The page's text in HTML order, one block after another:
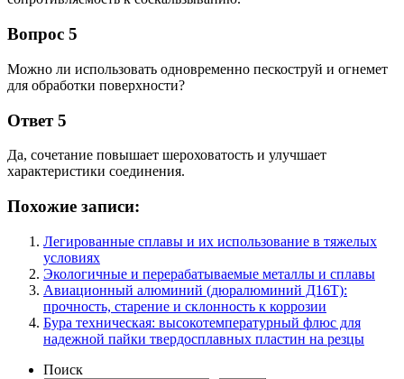
Вопрос 5
Можно ли использовать одновременно пескоструй и огнемет
для обработки поверхности?
Ответ 5
Да, сочетание повышает шероховатость и улучшает
характеристики соединения.
Похожие записи:
Легированные сплавы и их использование в тяжелых
условиях
Экологичные и перерабатываемые металлы и сплавы
Авиационный алюминий (дюралюминий Д16Т):
прочность, старение и склонность к коррозии
Бура техническая: высокотемпературный флюс для
надежной пайки твердосплавных пластин на резцы
Поиск